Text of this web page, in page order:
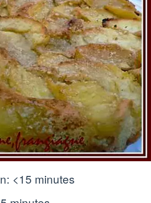
<15 minutes